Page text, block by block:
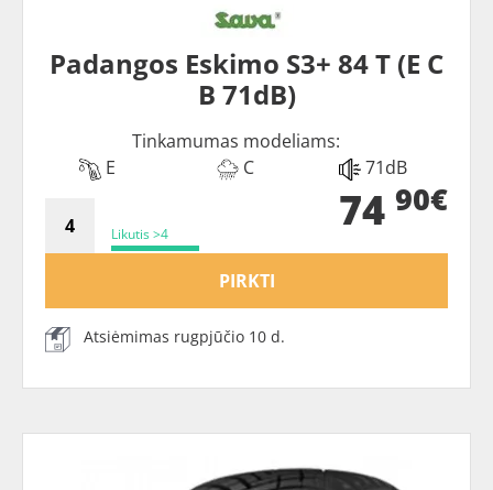
Padangos Eskimo S3+ 84 T (E C
B 71dB)
Tinkamumas modeliams:
E
C 71dB
Likutis >4 74 90€
PIRKTI
Atsiėmimas rugpjūčio 10 d.